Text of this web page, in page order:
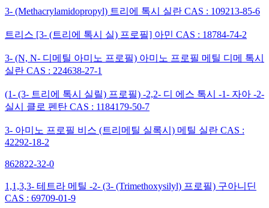
3- (Methacrylamidopropyl) 트리에 톡시 실란 CAS : 109213-85-6
트리스 [3- (트리에 톡시 실) 프로필] 아민 CAS : 18784-74-2
3- (N, N- 디메틸 아미노 프로필) 아미노 프로필 메틸 디메 톡시
실란 CAS : 224638-27-1
(1- (3- 트리에 톡시 실릴) 프로필) -2,2- 디 에스 톡시 -1- 자아 -2-
실시 클로 펜탄 CAS : 1184179-50-7
3- 아미노 프로필 비스 (트리메틸 실록시) 메틸 실란 CAS :
42292-18-2
862822-32-0
1,1,3,3- 테트라 메틸 -2- (3- (Trimethoxysilyl) 프로필) 구아니딘
CAS : 69709-01-9